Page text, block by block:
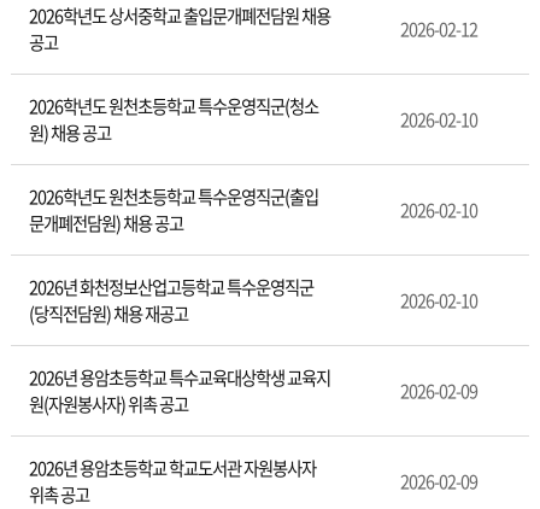
2026학년도 상서중학교 출입문개폐전담원 채용
공고
2026-02-12
2026학년도 원천초등학교 특수운영직군(청소
원) 채용 공고
2026-02-10
2026학년도 원천초등학교 특수운영직군(출입
문개폐전담원) 채용 공고
2026-02-10
2026년 화천정보산업고등학교 특수운영직군
(당직전담원) 채용 재공고
2026-02-10
2026년 용암초등학교 특수교육대상학생 교육지
원(자원봉사자) 위촉 공고
2026-02-09
2026년 용암초등학교 학교도서관 자원봉사자
위촉 공고
2026-02-09